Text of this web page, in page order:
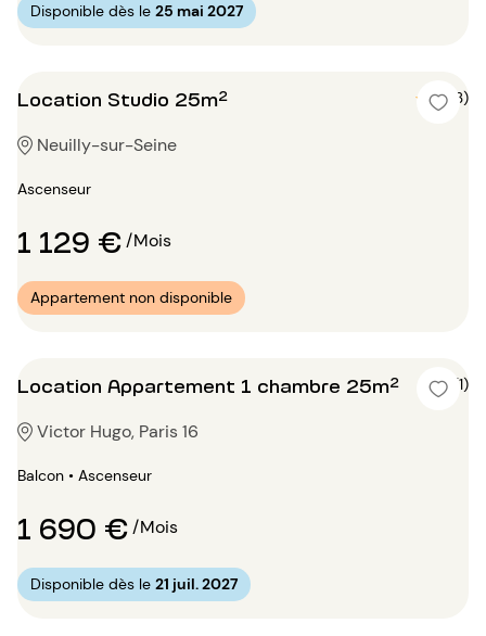
Disponible dès le 25 mai 2027
Location Studio 25m² 5 (3)
Neuilly-sur-Seine
Ascenseur
1 129 €/Mois
Appartement non disponible
Location Appartement 1 chambre 25m² 5 (1)
Victor Hugo, Paris 16
Balcon • Ascenseur
1 690 €/Mois
Disponible dès le 21 juil. 2027